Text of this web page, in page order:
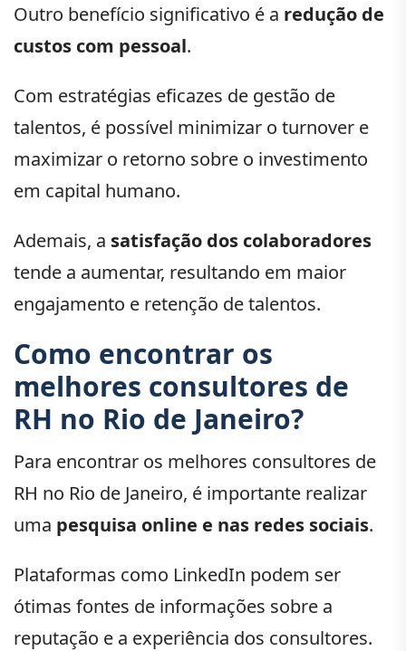
Outro benefício significativo é a redução de
custos com pessoal.
Com estratégias eficazes de gestão de
talentos, é possível minimizar o turnover e
maximizar o retorno sobre o investimento
em capital humano.
Ademais, a satisfação dos colaboradores
tende a aumentar, resultando em maior
engajamento e retenção de talentos.
Como encontrar os
melhores consultores de
RH no Rio de Janeiro?
Para encontrar os melhores consultores de
RH no Rio de Janeiro, é importante realizar
uma pesquisa online e nas redes sociais.
Plataformas como LinkedIn podem ser
ótimas fontes de informações sobre a
reputação e a experiência dos consultores.